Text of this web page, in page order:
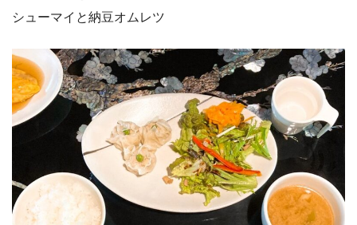
シューマイと納豆オムレツ